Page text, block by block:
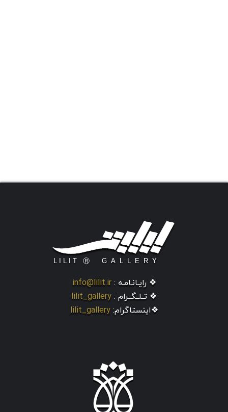
❖ رایـانـامـه : info@lilit.ir
❖ تــلــگــرام : lilit_gallery
❖اینستاگرام: lilit_gallery